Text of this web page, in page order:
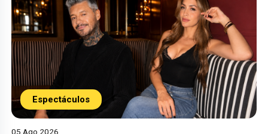
Espectáculos
05 Ago 2026